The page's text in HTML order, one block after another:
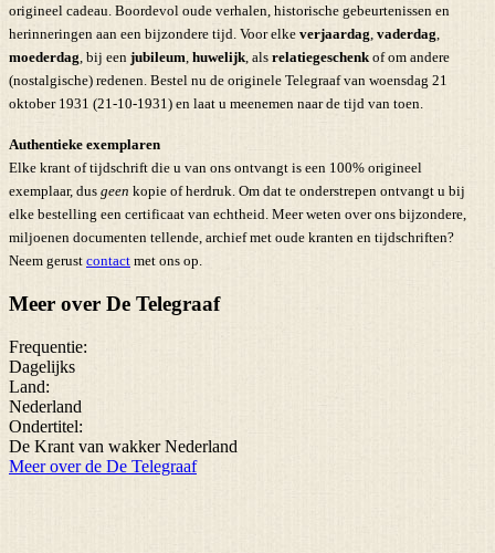
origineel cadeau. Boordevol oude verhalen, historische gebeurtenissen en
herinneringen aan een bijzondere tijd. Voor elke verjaardag vaderdag
moederdag , bij een jubileum huwelijk , als relatiegeschenk of om andere
(nostalgische) redenen. Bestel nu de originele Telegraaf van woensdag 21
oktober 1931 (21-10-1931) en laat u meenemen naar de tijd van toen.
Authentieke exemplaren
Elke krant of tijdschrift die u van ons ontvangt is een 100% origineel
exemplaar, dus geen kopie of herdruk. Om dat te onderstrepen ontvangt u bij
elke bestelling een certificaat van echtheid. Meer weten over ons bijzondere,
miljoenen documenten tellende, archief met oude kranten en tijdschriften?
Neem gerust contact met ons op.
Meer over De Telegraaf
Frequentie:
Dagelijks
Land:
Nederland
Ondertitel:
De Krant van wakker Nederland
Meer over de De Telegraaf